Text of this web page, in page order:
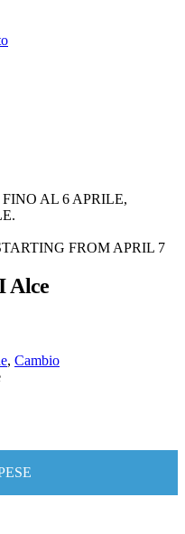
AL 6 APRILE,
FROM APRIL 7
Alce
, Cambio